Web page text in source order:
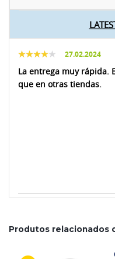
27.02.2024
La entrega muy rápida.
que en otras tiendas.
Produtos relacionados